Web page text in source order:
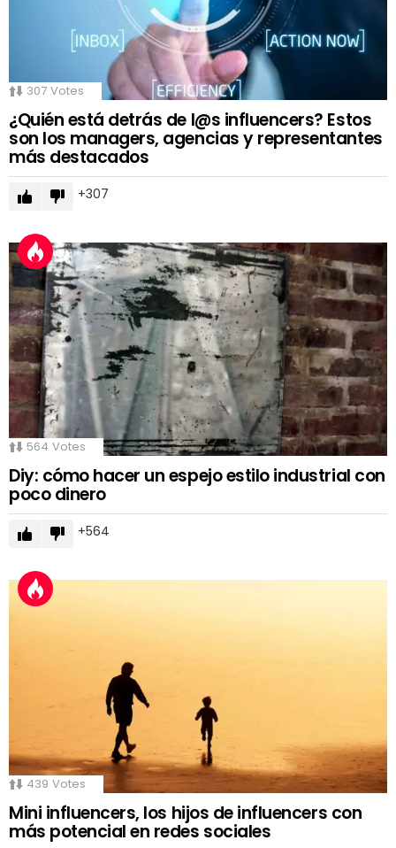
307 Votes
¿Quién está detrás de l@s influencers? Estos
son los managers, agencias y representantes
más destacados
307
564 Votes
Diy: cómo hacer un espejo estilo industrial con
poco dinero
564
439 Votes
Mini influencers, los hijos de influencers con
más potencial en redes sociales